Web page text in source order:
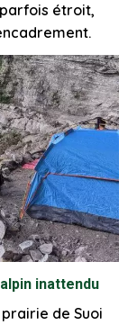
étroit,
inattendu
de Suoi